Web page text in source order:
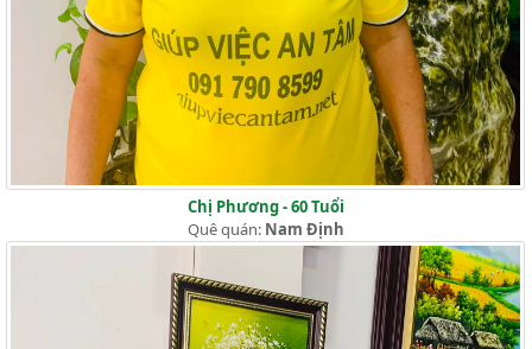
Chị Phương - 60 Tuổi
Quê quán: Nam Định